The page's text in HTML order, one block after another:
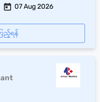
07 Aug 2026
ည့်ရန်